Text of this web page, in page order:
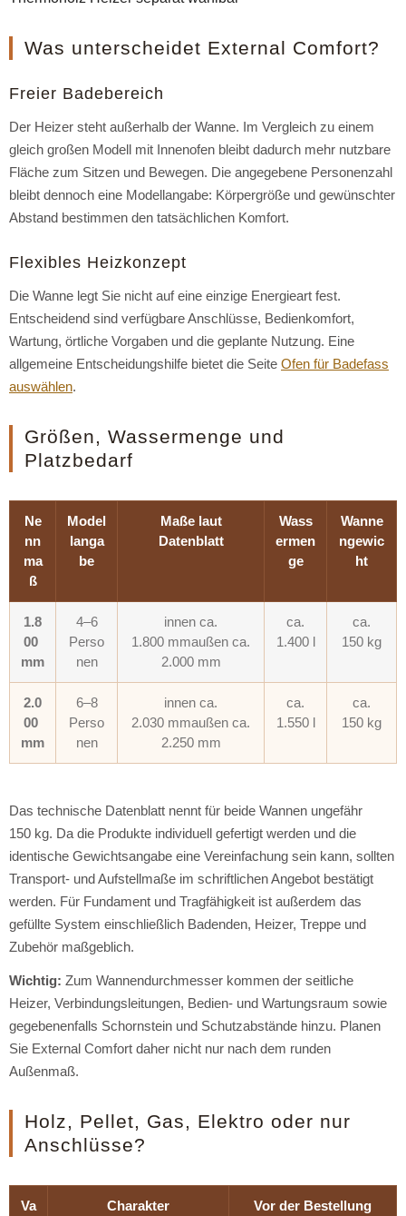
Was unterscheidet External Comfort?
Freier Badebereich
Der Heizer steht außerhalb der Wanne. Im Vergleich zu einem
gleich großen Modell mit Innenofen bleibt dadurch mehr nutzbare
Fläche zum Sitzen und Bewegen. Die angegebene Personenzahl
bleibt dennoch eine Modellangabe: Körpergröße und gewünschter
Abstand bestimmen den tatsächlichen Komfort.
Flexibles Heizkonzept
Die Wanne legt Sie nicht auf eine einzige Energieart fest.
Entscheidend sind verfügbare Anschlüsse, Bedienkomfort,
Wartung, örtliche Vorgaben und die geplante Nutzung. Eine
allgemeine Entscheidungshilfe bietet die Seite Ofen für Badefass
auswählen.
Größen, Wassermenge und
Platzbedarf
Ne
nn
ma
ß
Model
langa
be
Maße laut
Datenblatt
Wass
ermen
ge
Wanne
ngewic
ht
1.8
00
mm
4–6
Perso
nen
innen ca.
1.800 mmaußen ca.
2.000 mm
ca.
1.400 l
ca.
150 kg
2.0
00
mm
6–8
Perso
nen
innen ca.
2.030 mmaußen ca.
2.250 mm
ca.
1.550 l
ca.
150 kg
Das technische Datenblatt nennt für beide Wannen ungefähr
150 kg. Da die Produkte individuell gefertigt werden und die
identische Gewichtsangabe eine Vereinfachung sein kann, sollten
Transport- und Aufstellmaße im schriftlichen Angebot bestätigt
werden. Für Fundament und Tragfähigkeit ist außerdem das
gefüllte System einschließlich Badenden, Heizer, Treppe und
Zubehör maßgeblich.
Wichtig: Zum Wannendurchmesser kommen der seitliche
Heizer, Verbindungsleitungen, Bedien- und Wartungsraum sowie
gegebenenfalls Schornstein und Schutzabstände hinzu. Planen
Sie External Comfort daher nicht nur nach dem runden
Außenmaß.
Holz, Pellet, Gas, Elektro oder nur
Anschlüsse?
Va
Charakter
Vor der Bestellung